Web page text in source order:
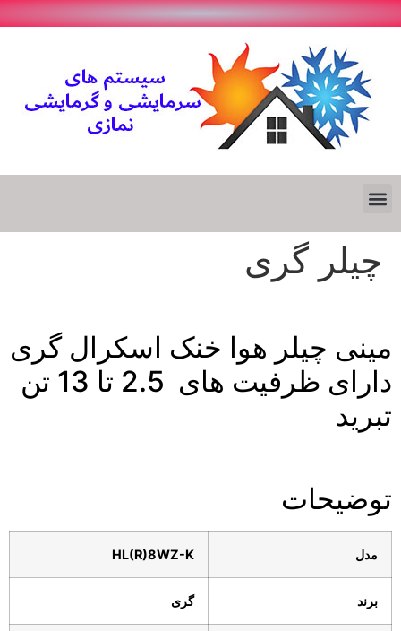
چیلر گری
مینی چیلر هوا خنک اسکرال گری
دارای ظرفیت های 2.5 تا 13 تن
تبرید
توضیحات
مدل HL(R)8WZ-K
برند گری